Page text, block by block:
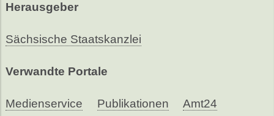
Herausgeber
Sächsische Staatskanzlei
Verwandte Portale
Medienservice Publikationen Amt24